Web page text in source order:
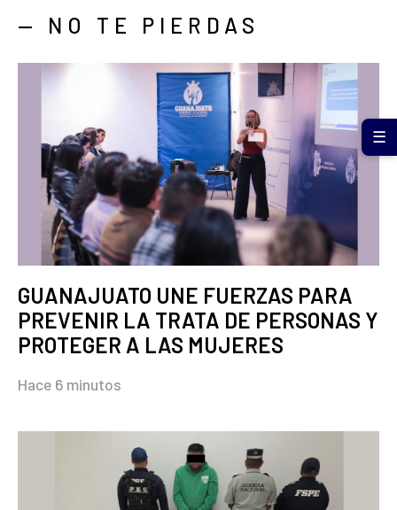
— NO TE PIERDAS
GUANAJUATO UNE FUERZAS PARA
PREVENIR LA TRATA DE PERSONAS Y
PROTEGER A LAS MUJERES
Hace 6 minutos
☰